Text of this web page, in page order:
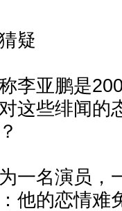
疑
亚鹏是
这些绯闻的
名演员，
他的恋情难